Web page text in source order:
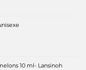
10 ml- Lansinoh